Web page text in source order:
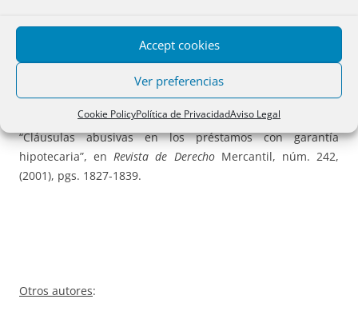
Accept cookies
Ver preferencias
Cookie PolicyPolítica de PrivacidadAviso Legal
BIBLIOGRAFÍA
Del autor de las fichas:
“Cláusulas abusivas en los préstamos con garantía
hipotecaria”, enRevista de Derecho Mercantil, núm. 242,
(2001), pgs. 1827-1839.
Otros autores: